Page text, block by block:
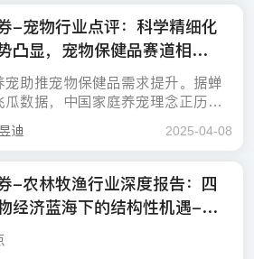
将被淘汰，催化板块投资机会。重
本优势和产能扩张兼备猪企，在普
背景下，拥有成本优势可以减少亏
减少对于现金流的压力，同时拥有
有望进一步进行产能扩张，在低位
周期彰显更加强大的市场竞争力，
科技、神农集团。
预计因为对于美国进口大豆关税的
来中国在南美地区的大豆进口份额
计将会推动后续国内大豆及其榨油
豆粕价格的同比上行。由原材料成
成定价的猪饲料，预计2025年饲料
生猪养殖量的快速提升，猪饲料需
大。最终猪饲料行业有望呈现量价
们预计行业2025Q1业绩就将初步兑
于已经拥有巨大体量的行业头部公
建议重点关注腰部规模并具备饲料
全球产能的50%左右。同时，放眼
金霉素市场，中国的金河生物和正
计产能全球占比超90%，呈现双寡
竞争格局。在中美贸易关税持续博
下，中国产能垄断以及行业龙头优
司于4月2日发布公告，鉴于美国市
素预混剂产品的需求量较大且美国
其他生产商，决定将适时调高在美
终端销售价格。预计后续出美金霉
价将落地，公司有望兑现出口美国
预期，重点推荐金河生物。
板块：关注宠物食品内需增长，持
球贸易关税政策更新。国内宠物市
容，叠加国内内需消费刺激政策持
宠物食品内需有望快速增长。但是
凸显，落后产能将会面临淘汰，优
业头部聚集，龙头优势有望进一步
布将对“对等关税”进行90天暂停，
数国家的关税水平暂时降至10%，
易的压力。但是我们判断仍需持续
板块
品牌：关注内需消费刺激政策利
续摩擦背景下，我们预计将会有更
费刺激政策将会出台，国内宏观消
习惯一步步深入大众生活中，国内
制造：持续关注全球贸易谈判进
国内品牌代加工订单增量。目前伴
打破国外垄断，成为本土首个上市产
此报告不错，请分享到微信朋友
作者写出更好的文章！
比增长849.09%。综合毛利率为41.
去年同期略有下降，主要受原材料
及低毛利率的宠物供应链业务占比
。此外，2024年受主要原料药行情
响，龙翔药业对库存商品计提了近2
准备，影响利润。
销售收入13.24亿元，同比+23.4
与多家大型养殖集团建立了战略合
现降本增效，进一步巩固了市场地
，公司积极拓展国际市场，推进生
过海外GMP认证，为进入国际市场
湾完成35款产品注册，天津、高科
印尼GMP审核，必威安泰通过泰国
；全年与20余家集团客户达成千万
板块产业生态系统构建，打造本土
。宠物板块收入同比显著提升，瑞
三瑞齐发”战略重构产业生态格局，
板块的深度协同，打造贯穿“研发-验
全国7000家宠物医院（含瑞派宠物
3400家宠物店。公司2024年收购了
15%股权，对瑞派宠物医院的持股
升，实现宠物医药产在10,000+医疗
准投放。公司自主研发的猫三联疫
与投资建议。我们预计2025~2027
17、15倍，维持“买入”评级。
：养殖端突发疫病、下游需求不及
发进度不及预期等风险。
链，同比+23.4%和+37.66%。分产
减情况各异，制剂及原料药营收同
品、畜用生物制品、宠物供应链、
制品营收显著上升，同比+849.0
、+37.66%、+15.9%。利润方
毛利率从23年的49.69%降至41.3
创新投入，补强战略产业结构：202
持高水平研发投入，研发费用1.97
发费率6.4%。公司积极补强产业结
威安泰55.2%的股权，业务版图延
疫疫苗。此外，公司与中国农业科
项目，加速创新进程。
医疗板块布局，打造第二增长曲
年宠物板块实现营业收入6.9亿元，
额的22.47%。其中，宠物生物制品
入3744万元，同比+849%，“瑞喵
疫苗贡献显著；宠物药品实现营业
万元，同比-28.26%，系销售推广
影响；宠物供应链实现营业收入6.3
”评级：2024年畜禽养殖板块景气
司主营业务逐步改善同时公司多年
长。考虑到24年公司兽药业务承
-宠物行业点评：科学精细化
凸显，宠物保健品赛道相关
受益-250407
宠助推宠物保健品需求提升。据蝉
瓜数据，中国家庭养宠理念正历经
逐渐演变为家庭成员，宠物主越来
病的预防与延缓宠物衰老，从而推
健品赛道快速发展。2024年，抖音
品的GMV同比增速达153%，高于
用品行业的GMV同比增速。据蝉魔
模型预测，2025年抖音宠物保健
整理如下：
份：据公司官网，旗下自主品牌“Z
”推出具有美毛护肤功能的ZEAL犬
鱼油，鱼油含量99.98%，采用TG
迪 2025-04-08
-农林牧渔行业深度报告：四
经济蓝海下的结构性机遇-25